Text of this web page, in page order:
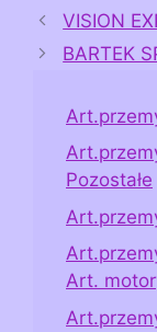
VISION
BARTEK
Pozostałe
Art.